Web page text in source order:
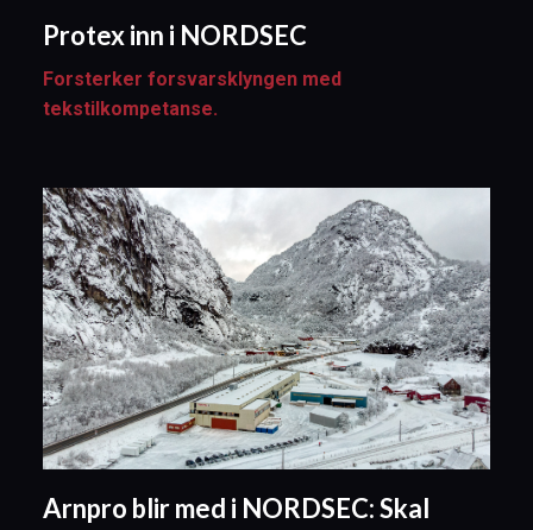
Protex inn i NORDSEC
Forsterker forsvarsklyngen med
tekstilkompetanse.
Arnpro blir med i NORDSEC: Skal